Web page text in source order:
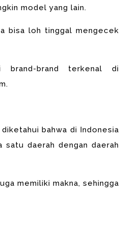
model yang lain.
bisa loh tinggal mengecek
brand terkenal di
diketahui bahwa di Indonesia
satu daerah dengan daerah
memiliki makna, sehingga